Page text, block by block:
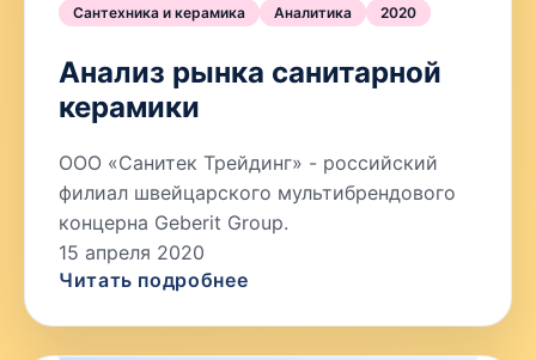
Сантехника и керамика Аналитика 2020
Анализ рынка санитарной
керамики
ООО «Санитек Трейдинг» - российский
филиал швейцарского мультибрендового
концерна Geberit Group.
15 апреля 2020
Читать подробнее